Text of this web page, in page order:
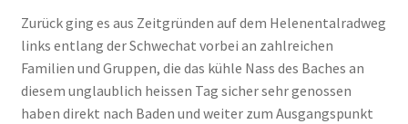
Zurück ging es aus Zeitgründen auf dem Helenentalradweg
links entlang der Schwechat vorbei an zahlreichen
Familien und Gruppen, die das kühle Nass des Baches an
diesem unglaublich heissen Tag sicher sehr genossen
haben direkt nach Baden und weiter zum Ausgangspunkt